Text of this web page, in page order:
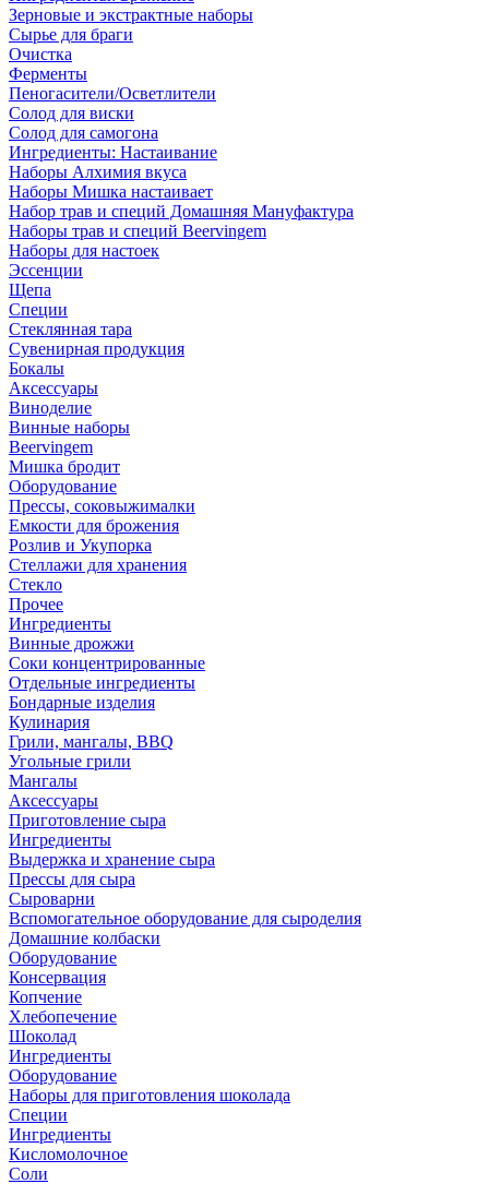
Зерновые и экстрактные наборы
Сырье для браги
Очистка
Ферменты
Пеногасители/Осветлители
Солод для виски
Солод для самогона
Ингредиенты: Настаивание
Наборы Алхимия вкуса
Наборы Мишка настаивает
Набор трав и специй Домашняя Мануфактура
Наборы трав и специй Beervingem
Наборы для настоек
Эссенции
Щепа
Специи
Стеклянная тара
Сувенирная продукция
Бокалы
Аксессуары
Виноделие
Винные наборы
Beervingem
Мишка бродит
Оборудование
Прессы, соковыжималки
Емкости для брожения
Розлив и Укупорка
Стеллажи для хранения
Стекло
Прочее
Ингредиенты
Винные дрожжи
Соки концентрированные
Отдельные ингредиенты
Бондарные изделия
Кулинария
Грили, мангалы, BBQ
Угольные грили
Мангалы
Аксессуары
Приготовление сыра
Ингредиенты
Выдержка и хранение сыра
Прессы для сыра
Сыроварни
Вспомогательное оборудование для сыроделия
Домашние колбаски
Оборудование
Консервация
Копчение
Хлебопечение
Шоколад
Ингредиенты
Оборудование
Наборы для приготовления шоколада
Специи
Ингредиенты
Кисломолочное
Соли